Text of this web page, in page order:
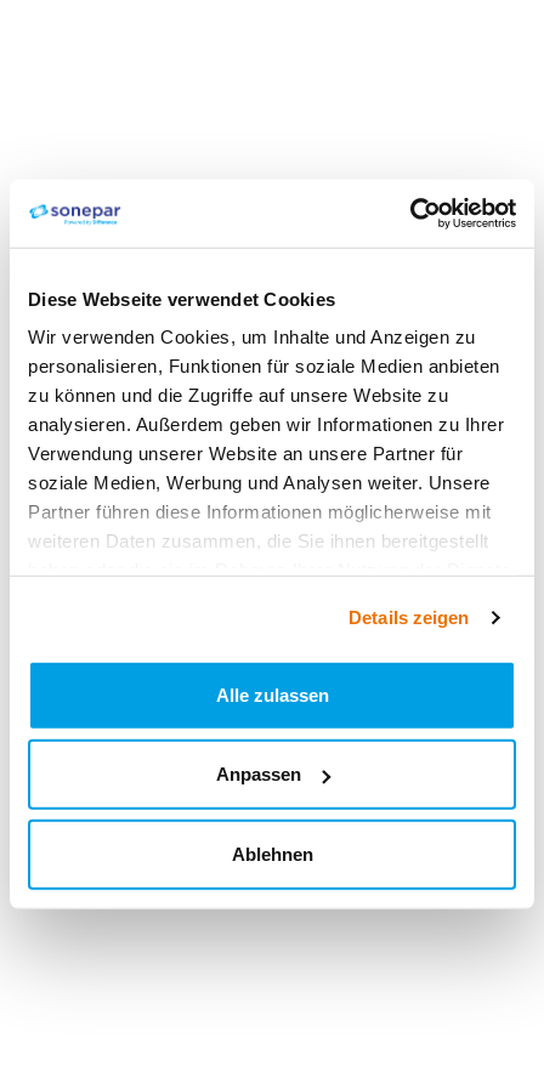
Diese Webseite verwendet Cookies
Wir verwenden Cookies, um Inhalte und Anzeigen zu
personalisieren, Funktionen für soziale Medien anbieten
zu können und die Zugriffe auf unsere Website zu
analysieren. Außerdem geben wir Informationen zu Ihrer
Verwendung unserer Website an unsere Partner für
soziale Medien, Werbung und Analysen weiter. Unsere
Partner führen diese Informationen möglicherweise mit
weiteren Daten zusammen, die Sie ihnen bereitgestellt
Details zeigen
Alle zulassen
Anpassen
Ablehnen